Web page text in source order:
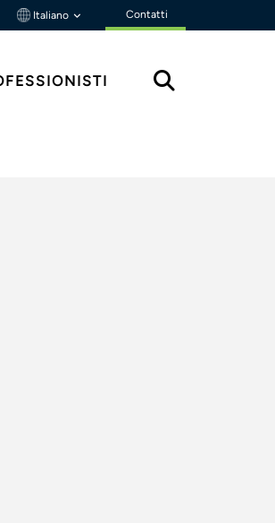
Italiano Contatti